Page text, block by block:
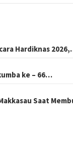
Hardiknas
ke – 66…
Saat